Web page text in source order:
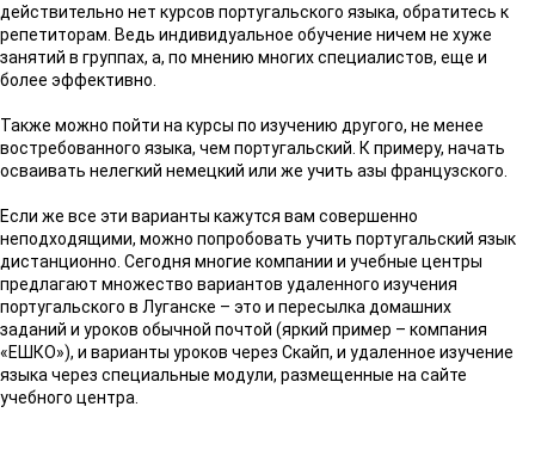
действительно нет курсов португальского языка, обратитесь к
репетиторам. Ведь индивидуальное обучение ничем не хуже
занятий в группах, а, по мнению многих специалистов, еще и
более эффективно.
Также можно пойти на курсы по изучению другого, не менее
востребованного языка, чем португальский. К примеру, начать
осваивать нелегкий немецкий или же учить азы французского.
Если же все эти варианты кажутся вам совершенно
неподходящими, можно попробовать учить португальский язык
дистанционно. Сегодня многие компании и учебные центры
предлагают множество вариантов удаленного изучения
португальского в Луганске – это и пересылка домашних
заданий и уроков обычной почтой (яркий пример – компания
«ЕШКО»), и варианты уроков через Скайп, и удаленное изучение
языка через специальные модули, размещенные на сайте
учебного центра.